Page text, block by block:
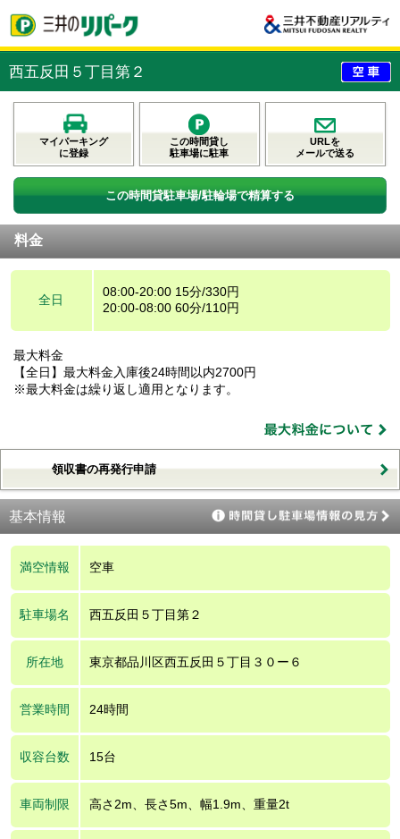
西五反田５丁目第２
マイパーキング
に登録
この時間貸し
駐車場に駐車
URLを
メールで送る
この時間貸駐車場/駐輪場で精算する
料金
全日
08:00-20:00 15分/330円
20:00-08:00 60分/110円
最大料金
【全日】最大料金入庫後24時間以内2700円
※最大料金は繰り返し適用となります。
領収書の再発行申請
基本情報
満空情報 空車
駐車場名 西五反田５丁目第２
所在地 東京都品川区西五反田５丁目３０ー６
営業時間 24時間
収容台数 15台
車両制限 高さ2m、長さ5m、幅1.9m、重量2t